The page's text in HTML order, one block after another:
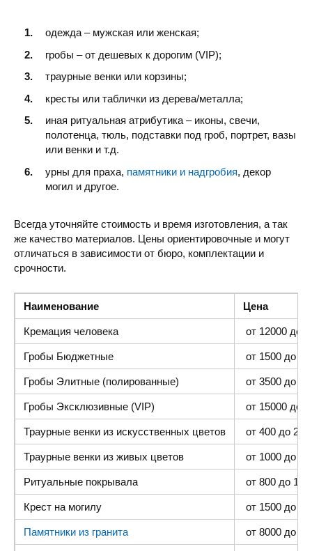
одежда – мужская или женская;
гробы – от дешевых к дорогим (VIP);
траурные венки или корзины;
кресты или таблички из дерева/металла;
иная ритуальная атрибутика – иконы, свечи,
полотенца, тюль, подставки под гроб, портрет, вазы
или венки и т.д.
урны для праха, памятники и надгробия, декор
могил и другое.
Всегда уточняйте стоимость и время изготовления, а так
же качество материалов. Цены ориентировочные и могут
отличаться в зависимости от бюро, комплектации и
срочности.
Наименование Цена
Кремация человека от 12000 до
Гробы Бюджетные от 1500 до
Гробы Элитные (полированные) от 3500 до
Гробы Эксклюзивные (VIP) от 15000 до
Траурные венки из искусственных цветов от 400 до
Траурные венки из живых цветов от 1000 до
Ритуальные покрывала от 800 до
Крест на могилу от 1500 до
Памятники из гранита от 8000 до 25